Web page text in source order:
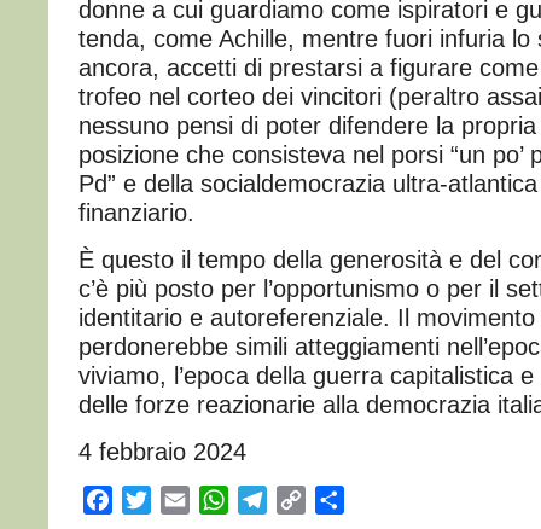
donne a cui guardiamo come ispiratori e
tenda, come Achille, mentre fuori infuria lo
ancora, accetti di prestarsi a figurare
trofeo nel corteo dei vincitori (peraltro
nessuno pensi di poter difendere la
posizione che consisteva nel porsi “un po’
Pd” e della socialdemocrazia ultra-
finanziario.
È questo il tempo della generosità e del
c’è più posto per l’opportunismo o per il
identitario e autoreferenziale. Il
perdonerebbe simili atteggiamenti
viviamo, l’epoca della guerra capitalistica e
delle forze reazionarie alla democrazia
4 febbraio 2024
Facebook
TwitterEmail WhatsAppTelegram
Copy